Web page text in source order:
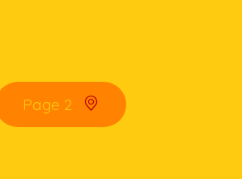
Page 2